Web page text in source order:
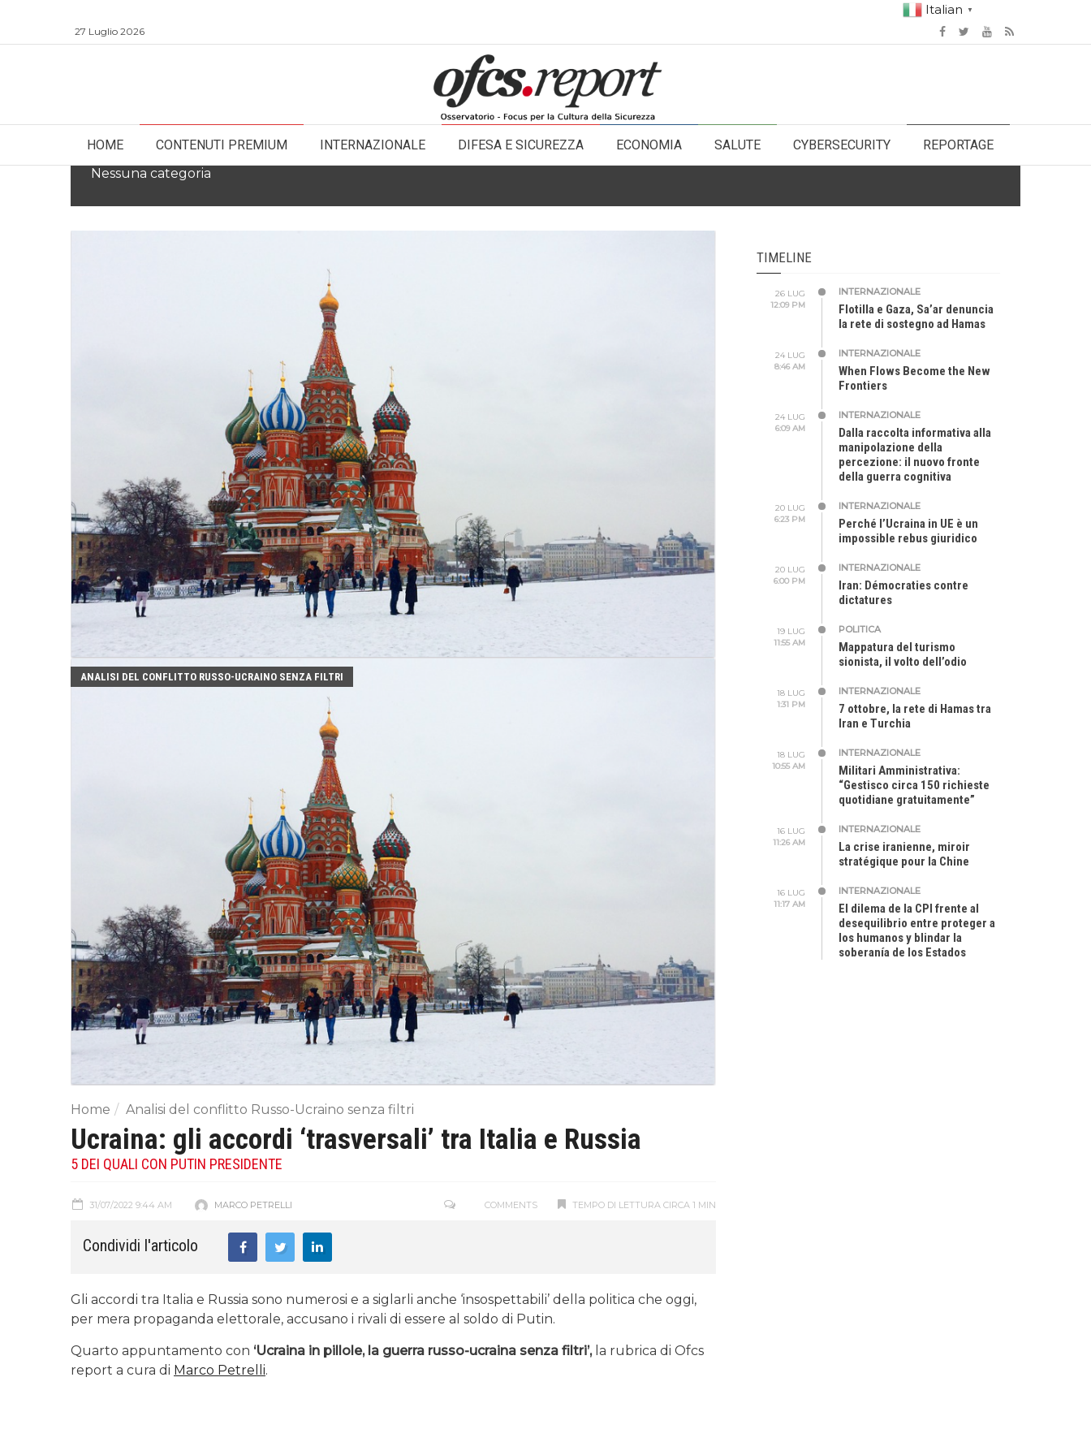
Italian ▼
27 Luglio 2026
HOME CONTENUTI PREMIUM INTERNAZIONALE DIFESA E SICUREZZA ECONOMIA SALUTE CYBERSECURITY
REPORTAGE
Nessuna categoria
ANALISI DEL CONFLITTO RUSSO-UCRAINO SENZA FILTRI
Home Analisi del conflitto Russo-Ucraino senza filtri
Ucraina: gli accordi ‘trasversali’ tra Italia e Russia
5 DEI QUALI CON PUTIN PRESIDENTE
31/07/2022 9:44 AM MARCO PETRELLI TEMPO DI LETTURA CIRCA 1 MIN
COMMENTS
Condividi l'articolo
Gli accordi tra Italia e Russia sono numerosi e a siglarli anche ‘insospettabili’ della politica che oggi,
per mera propaganda elettorale, accusano i rivali di essere al soldo di Putin.
Quarto appuntamento con ‘Ucraina in pillole, la guerra russo-ucraina senza filtri’, la rubrica di Ofcs
report a cura di Marco Petrelli.
TIMELINE
26 LUG
12:09 PM
INTERNAZIONALE
Flotilla e Gaza, Sa’ar denuncia
la rete di sostegno ad Hamas
24 LUG
8:46 AM
INTERNAZIONALE
When Flows Become the New
Frontiers
24 LUG
6:09 AM
INTERNAZIONALE
Dalla raccolta informativa alla
manipolazione della
percezione: il nuovo fronte
della guerra cognitiva
20 LUG
6:23 PM
INTERNAZIONALE
Perché l’Ucraina in UE è un
impossible rebus giuridico
20 LUG
6:00 PM
INTERNAZIONALE
Iran: Démocraties contre
dictatures
19 LUG
11:55 AM
POLITICA
Mappatura del turismo
sionista, il volto dell’odio
18 LUG
1:31 PM
INTERNAZIONALE
7 ottobre, la rete di Hamas tra
Iran e Turchia
18 LUG
10:55 AM
INTERNAZIONALE
Militari Amministrativa:
“Gestisco circa 150 richieste
quotidiane gratuitamente”
16 LUG
11:26 AM
INTERNAZIONALE
La crise iranienne, miroir
stratégique pour la Chine
16 LUG
11:17 AM
INTERNAZIONALE
El dilema de la CPI frente al
desequilibrio entre proteger a
los humanos y blindar la
soberanía de los Estados